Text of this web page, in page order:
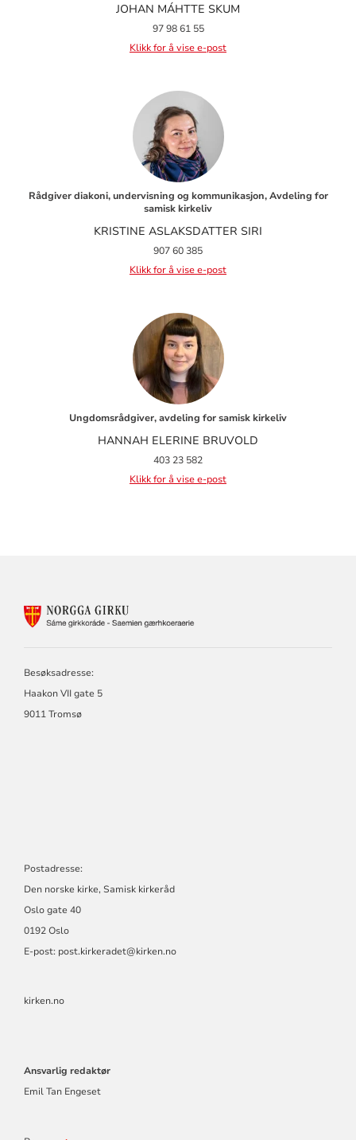
JOHAN MÁHTTE SKUM
97 98 61 55
Klikk for å vise e-post
Rådgiver diakoni, undervisning og kommunikasjon, Avdeling for
samisk kirkeliv
KRISTINE ASLAKSDATTER SIRI
907 60 385
Klikk for å vise e-post
Ungdomsrådgiver, avdeling for samisk kirkeliv
HANNAH ELERINE BRUVOLD
403 23 582
Klikk for å vise e-post
Besøksadresse:
Haakon VII gate 5
9011 Tromsø
Postadresse:
Den norske kirke, Samisk kirkeråd
Oslo gate 40
0192 Oslo
E-post: post.kirkeradet@kirken.no
kirken.no
Ansvarlig redaktør
Emil Tan Engeset